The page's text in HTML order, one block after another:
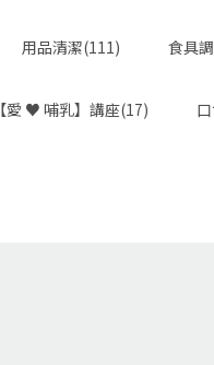
用品清潔(111) 食具
【愛 ♥ 哺乳】講座(17)